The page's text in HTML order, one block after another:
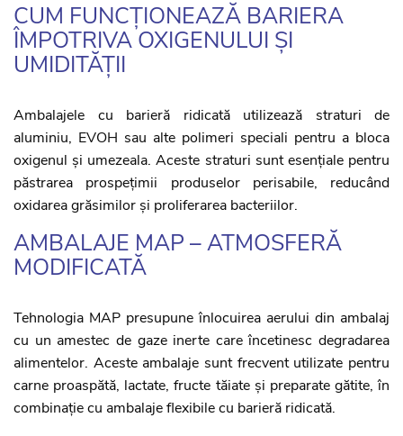
CUM FUNCȚIONEAZĂ BARIERA
ÎMPOTRIVA OXIGENULUI ȘI
UMIDITĂȚII
Ambalajele cu barieră ridicată utilizează straturi de
aluminiu, EVOH sau alte polimeri speciali pentru a bloca
oxigenul și umezeala. Aceste straturi sunt esențiale pentru
păstrarea prospețimii produselor perisabile, reducând
oxidarea grăsimilor și proliferarea bacteriilor.
AMBALAJE MAP – ATMOSFERĂ
MODIFICATĂ
Tehnologia MAP presupune înlocuirea aerului din ambalaj
cu un amestec de gaze inerte care încetinesc degradarea
alimentelor. Aceste ambalaje sunt frecvent utilizate pentru
carne proaspătă, lactate, fructe tăiate și preparate gătite, în
combinație cu ambalaje flexibile cu barieră ridicată.